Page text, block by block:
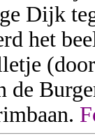
Dijk
het
de